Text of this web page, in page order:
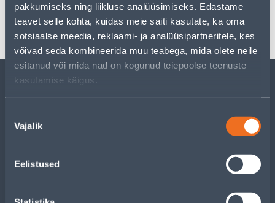
pakkumiseks ning liikluse analüüsimiseks. Edastame
teavet selle kohta, kuidas meie saiti kasutate, ka oma
sotsiaalse meedia, reklaami- ja analüüsipartneritele, kes
võivad seda kombineerida muu teabega, mida olete neile
esitanud või mida nad on kogunud teiepoolse teenuste
kasutamise käigus.
valik
Vajalik
Eelistused
1 ... 1367 1368 1369 1370
KLIENDITEENINDUS
TEENUSED
MEISTRIKLUBI
ETTEVÕTTEST